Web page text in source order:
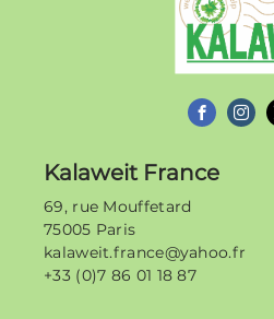
Kalaweit France
69, rue Mouffetard
75005 Paris
kalaweit.france@yahoo.fr
+33 (0)7 86 01 18 87